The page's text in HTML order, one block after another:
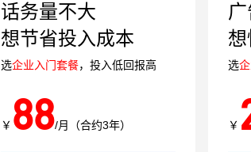
话务量不大
想节省投入成本
选企业入门套餐，投入低回报高
￥ 88/月（合约3年）
选
￥